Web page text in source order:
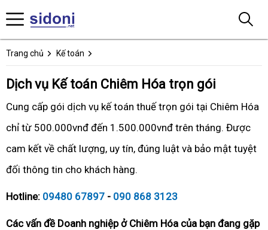
Trang chủ Kế toán
Dịch vụ Kế toán Chiêm Hóa trọn gói
Cung cấp gói dịch vụ kế toán thuế trọn gói tại Chiêm Hóa
chỉ từ 500.000vnđ đến 1.500.000vnđ trên tháng. Được
cam kết về chất lượng, uy tín, đúng luật và bảo mật tuyệt
đối thông tin cho khách hàng.
Hotline: 09480 67897 - 090 868 3123
Các vấn đề Doanh nghiệp ở Chiêm Hóa của bạn đang gặp